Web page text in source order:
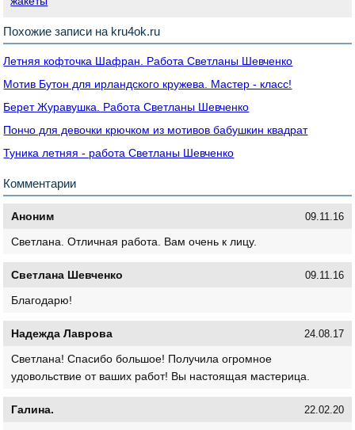
Похожие записи на kru4ok.ru
Летняя кофточка Шафран. Работа Светланы Шевченко
Мотив Бутон для ирландского кружева. Мастер - класс!
Берет Журавушка. Работа Светланы Шевченко
Пончо для девочки крючком из мотивов бабушкин квадрат
Туника летняя - работа Светланы Шевченко
Комментарии
Аноним 09.11.16
Светлана. Отличная работа. Вам очень к лицу.
Светлана Шевченко 09.11.16
Благодарю!
Надежда Лаврова 24.08.17
Светлана! Спасибо большое! Получила огромное
удовольствие от ваших работ! Вы настоящая мастерица.
Галина. 22.02.20